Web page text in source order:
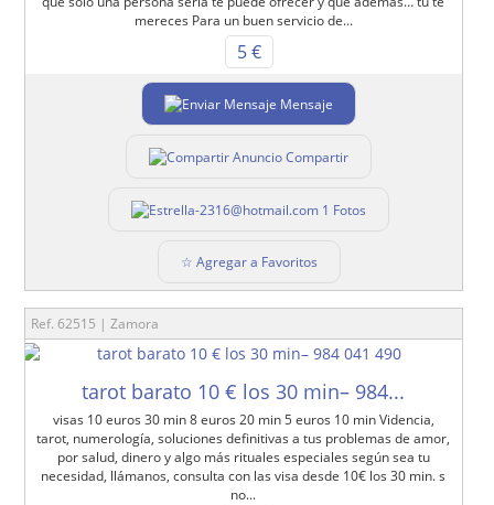
mereces Para un buen servicio de...
5 €
Mensaje
Compartir
1 Fotos
☆ Agregar a Favoritos
Ref. 62515 | Zamora
tarot barato 10 € los 30 min– 984...
visas 10 euros 30 min 8 euros 20 min 5 euros 10 min Videncia,
tarot, numerología, soluciones definitivas a tus problemas de amor,
por salud, dinero y algo más rituales especiales según sea tu
necesidad, llámanos, consulta con las visa desde 10€ los 30 min. s
no...